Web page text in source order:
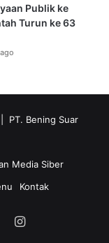
Publik ke
Turun ke 63
PT. Bening Suar
Media Siber
Kontak
Instagram